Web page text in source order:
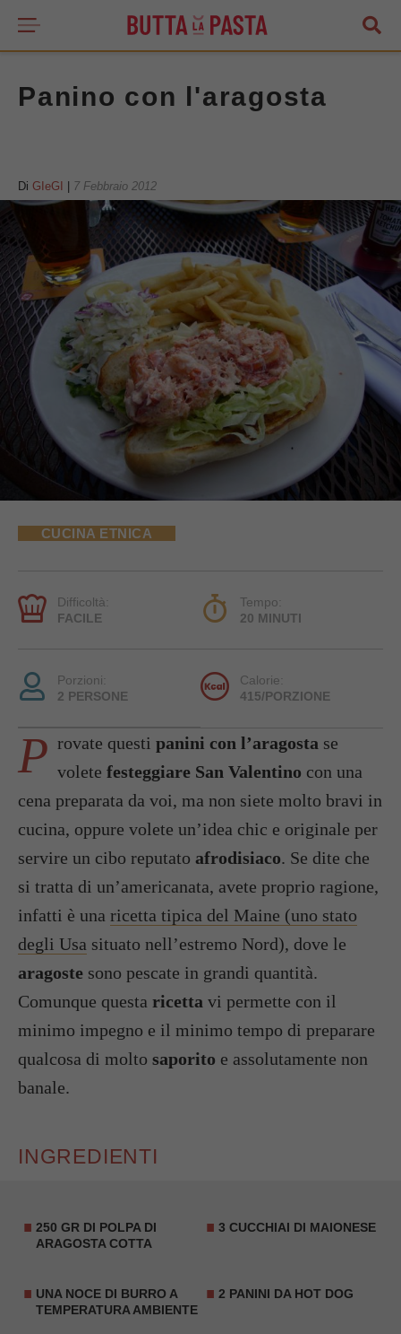
Panino con l'aragosta
Di GIeGI 7 Febbraio 2012
CUCINA ETNICA
Difficoltà:
FACILE
Tempo:
20 MINUTI
Porzioni:
2 PERSONE
Calorie:
415/PORZIONE
P rovate questi panini con l’aragosta se
volete festeggiare San Valentino con una
cena preparata da voi, ma non siete molto bravi in
cucina, oppure volete un’idea chic e originale per
servire un cibo reputato afrodisiaco. Se dite che
si tratta di un’americanata, avete proprio ragione,
infatti è una ricetta tipica del Maine (uno stato
degli Usa situato nell’estremo Nord), dove le
aragoste sono pescate in grandi quantità.
Comunque questa ricetta vi permette con il
minimo impegno e il minimo tempo di preparare
qualcosa di molto saporito e assolutamente non
banale.
INGREDIENTI
250 GR DI POLPA DI
ARAGOSTA COTTA
3 CUCCHIAI DI MAIONESE
UNA NOCE DI BURRO A
TEMPERATURA AMBIENTE
2 PANINI DA HOT DOG